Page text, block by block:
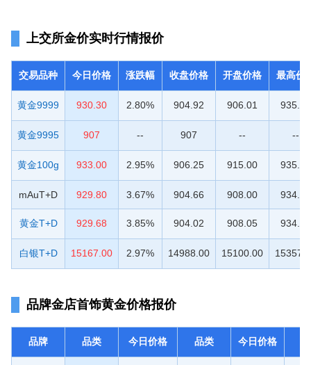
上交所金价实时行情报价
交易品种 今日价格 涨跌幅 收盘价格 开盘价格 最高价
黄金9999 930.30 2.80% 904.92 906.01 935.00
黄金9995 907 -- 907 -- --
黄金100g 933.00 2.95% 906.25 915.00 935.30
mAuT+D 929.80 3.67% 904.66 908.00 934.50
黄金T+D 929.68 3.85% 904.02 908.05 934.46
白银T+D 15167.00 2.97% 14988.00 15100.00
品牌金店首饰黄金价格报价
品牌 品类 今日价格 品类 今日价格